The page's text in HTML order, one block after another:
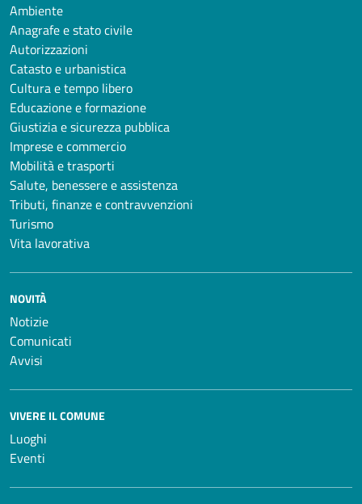
Ambiente
Anagrafe e stato civile
Autorizzazioni
Catasto e urbanistica
Cultura e tempo libero
Educazione e formazione
Giustizia e sicurezza pubblica
Imprese e commercio
Mobilità e trasporti
Salute, benessere e assistenza
Tributi, finanze e contravvenzioni
Turismo
Vita lavorativa
NOVITÀ
Notizie
Comunicati
Avvisi
VIVERE IL COMUNE
Luoghi
Eventi